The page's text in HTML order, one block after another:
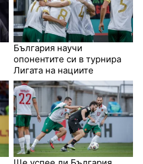
България научи
опонентите си в турнира
Лигата на нациите